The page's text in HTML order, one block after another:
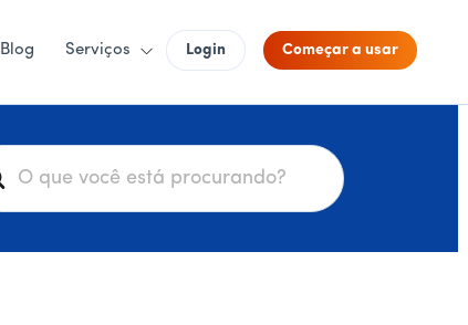
Blog Serviços Login Começar a usar